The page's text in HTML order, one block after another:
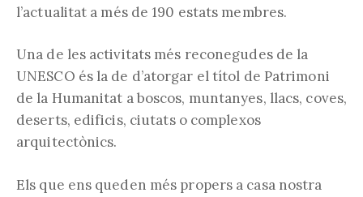
l’actualitat a més de 190 estats membres.
Una de les activitats més reconegudes de la
UNESCO és la de d’atorgar el títol de Patrimoni
de la Humanitat a boscos, muntanyes, llacs, coves,
deserts, edificis, ciutats o complexos
arquitectònics.
Els que ens queden més propers a casa nostra